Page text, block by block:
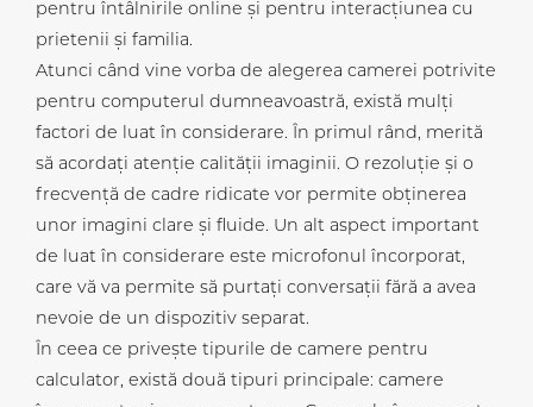
pentru întâlnirile online și pentru interacțiunea cu
prietenii și familia.
Atunci când vine vorba de alegerea camerei potrivite
pentru computerul dumneavoastră, există mulți
factori de luat în considerare. În primul rând, merită
să acordați atenție calității imaginii. O rezoluție și o
frecvență de cadre ridicate vor permite obținerea
unor imagini clare și fluide. Un alt aspect important
de luat în considerare este microfonul încorporat,
care vă va permite să purtați conversații fără a avea
nevoie de un dispozitiv separat.
În ceea ce privește tipurile de camere pentru
calculator, există două tipuri principale: camere